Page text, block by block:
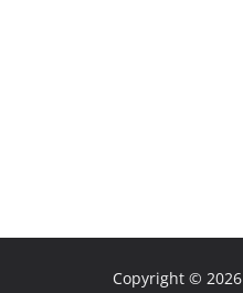
Copyright © 2026